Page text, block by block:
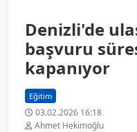
Denizli'de
başvuru
kapanıyor
Eğitim
03.02.2026 16:18
Ahmet Hekimoğlu